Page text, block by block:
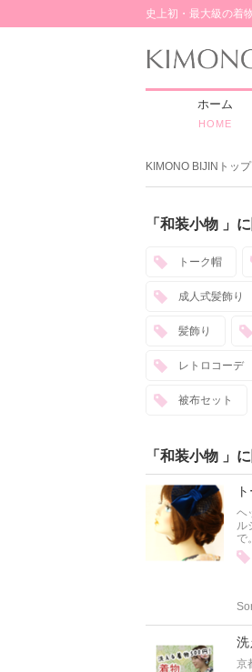
史上初・最大級の着
ホーム
HOME
KIMONO BIJINトップ
「和装小物 」
トーク帽
成人式髪飾り
髪飾り
レトロコーデ
被布セット
「和装小物 」
ヘ
ル
で
洗
京